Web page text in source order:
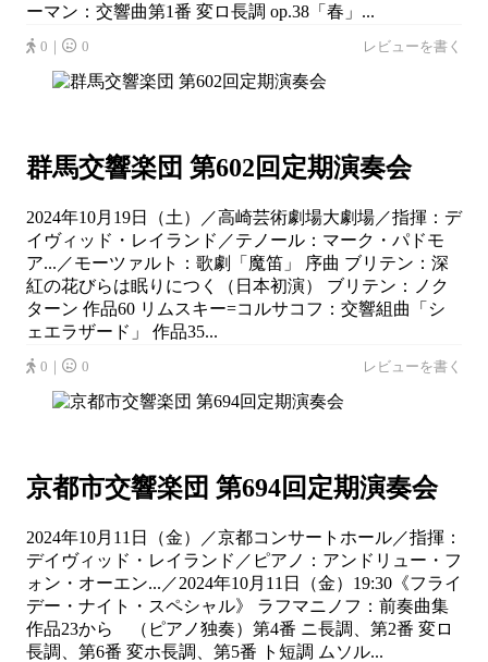
ーマン：交響曲第1番 変ロ長調 op.38「春」...
0｜ 0 レビューを書く
群馬交響楽団 第602回定期演奏会
2024年10月19日（土）／高崎芸術劇場大劇場／指揮：デ
イヴィッド・レイランド／テノール：マーク・パドモ
ア...／モーツァルト：歌劇「魔笛」 序曲 ブリテン：深
紅の花びらは眠りにつく（日本初演） ブリテン：ノク
ターン 作品60 リムスキー=コルサコフ：交響組曲「シ
ェエラザード」 作品35...
0｜ 0 レビューを書く
京都市交響楽団 第694回定期演奏会
2024年10月11日（金）／京都コンサートホール／指揮：
デイヴィッド・レイランド／ピアノ：アンドリュー・フ
ォン・オーエン...／2024年10月11日（金）19:30《フライ
デー・ナイト・スペシャル》 ラフマニノフ：前奏曲集
作品23から （ピアノ独奏）第4番 ニ長調、第2番 変ロ
長調、第6番 変ホ長調、第5番 ト短調 ムソル...